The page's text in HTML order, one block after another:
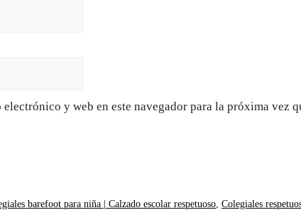
y web en este navegador para la próxima vez
barefoot para niña | Calzado escolar respetuoso Colegiales